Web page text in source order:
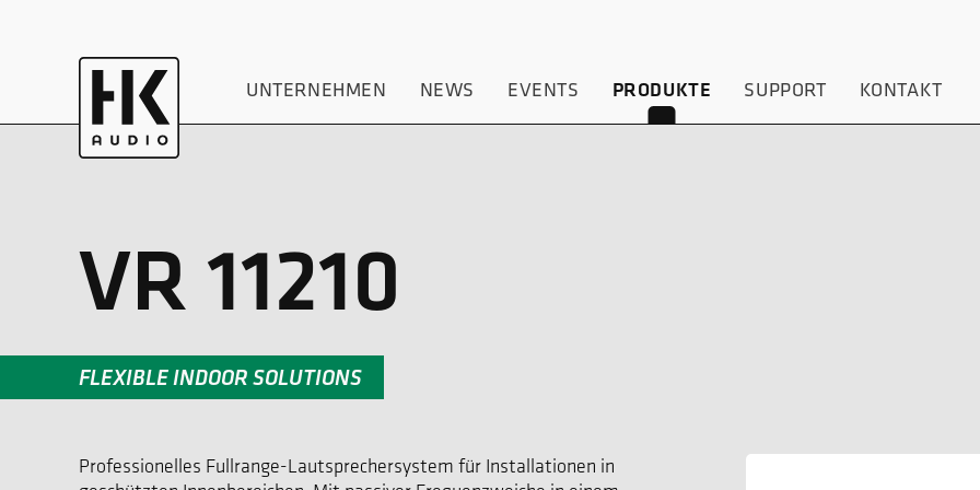
UNTERNEHMEN NEWS EVENTS PRODUKTE SUPPORT KONTAKT
VR 11210
FLEXIBLE INDOOR SOLUTIONS
Professionelles Fullrange-Lautsprechersystem für Installationen in